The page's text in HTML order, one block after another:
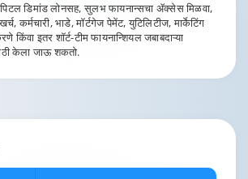
डिमांड लोनसह, सुलभ फायनान्सचा ॲक्सेस मिळवा,
कर्मचारी, भाडे, मॉर्टगेज पेमेंट, युटिलिटीज, मार्केटिंग
किंवा इतर शॉर्ट-टीम फायनान्शियल जबाबदाऱ्या
केला जाऊ शकतो.